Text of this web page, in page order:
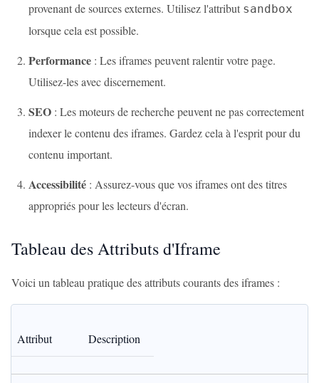
provenant de sources externes. Utilisez l'attribut sandbox
lorsque cela est possible.
Performance : Les iframes peuvent ralentir votre page.
Utilisez-les avec discernement.
SEO : Les moteurs de recherche peuvent ne pas correctement
indexer le contenu des iframes. Gardez cela à l'esprit pour du
contenu important.
Accessibilité : Assurez-vous que vos iframes ont des titres
appropriés pour les lecteurs d'écran.
Tableau des Attributs d'Iframe
Voici un tableau pratique des attributs courants des iframes :
Attribut Description